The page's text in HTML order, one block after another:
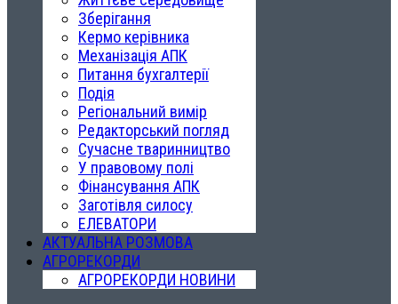
Зберігання
Кермо керівника
Механізація АПК
Питання бухгалтерії
Подія
Регіональний вимір
Редакторський погляд
Сучасне тваринництво
У правовому полі
Фінансування АПК
Заготівля силосу
ЕЛЕВАТОРИ
АКТУАЛЬНА РОЗМОВА
АГРОРЕКОРДИ
АГРОРЕКОРДИ НОВИНИ